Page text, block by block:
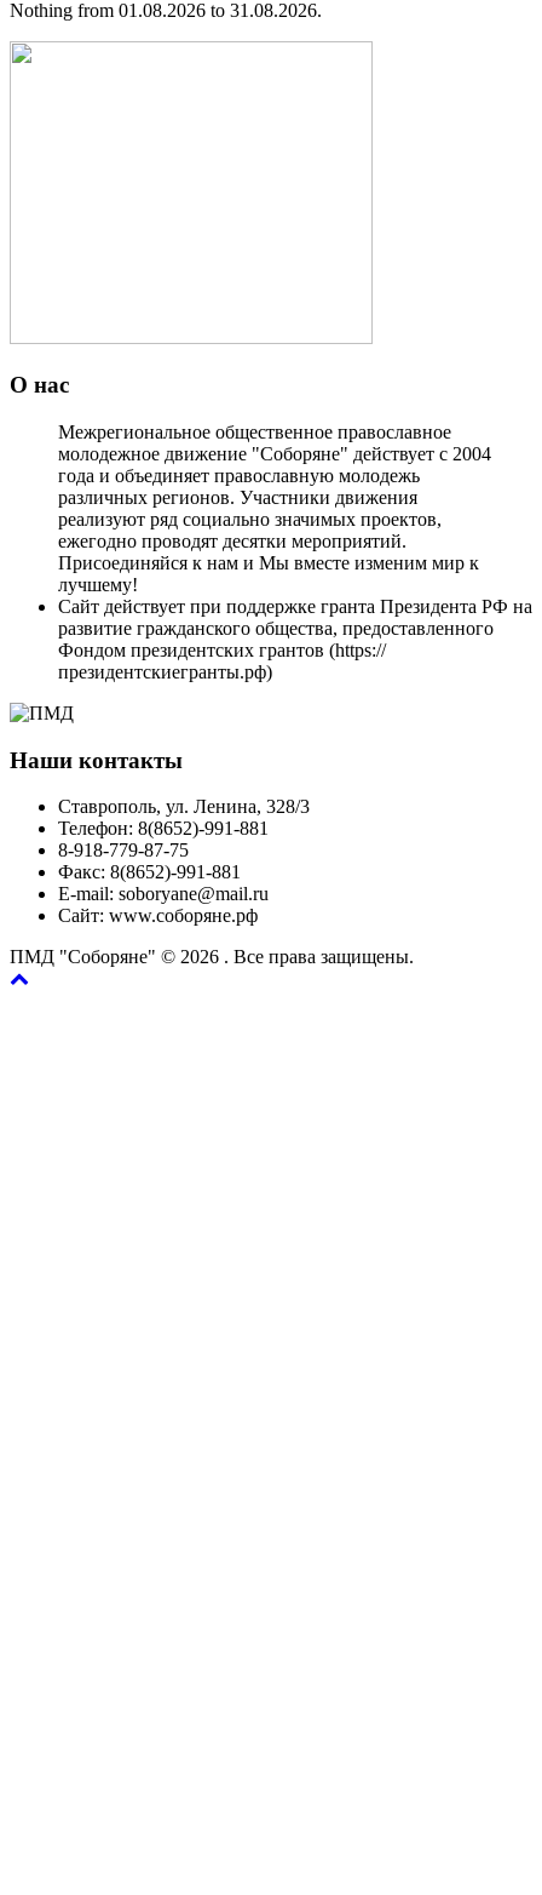
Nothing from 01.08.2026 to 31.08.2026.
О нас
Межрегиональное общественное православное
молодежное движение "Соборяне" действует с 2004
года и объединяет православную молодежь
различных регионов. Участники движения
реализуют ряд социально значимых проектов,
ежегодно проводят десятки мероприятий.
Присоединяйся к нам и Мы вместе изменим мир к
лучшему!
Сайт действует при поддержке гранта Президента РФ на
развитие гражданского общества, предоставленного
Фондом президентских грантов (https://
президентскиегранты.рф)
Наши контакты
Ставрополь, ул. Ленина, 328/3
Телефон: 8(8652)-991-881
8-918-779-87-75
Факс: 8(8652)-991-881
E-mail: soboryane@mail.ru
Сайт: www.соборяне.рф
ПМД "Соборяне" © 2026 . Все права защищены.